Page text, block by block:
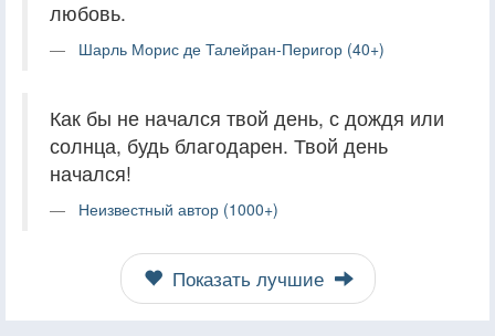
любовь.
Шарль Морис де Талейран-Перигор (40+)
Как бы не начался твой день, с дождя или
солнца, будь благодарен. Твой день
начался!
Неизвестный автор (1000+)
Показать лучшие